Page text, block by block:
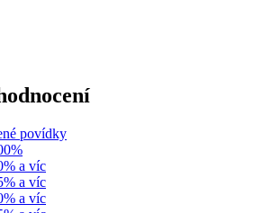
povídky
a víc
a víc
a víc